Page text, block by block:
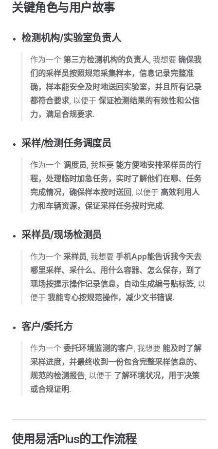
关键角色与用户故事
检测机构/实验室负责人
作为一个 第三方检测机构的负责人, 我想要 确保我
们的采样员按照规范采集样本，信息记录完整准
确，样本能安全及时地送回实验室，并且所有记录
都符合要求, 以便于 保证检测结果的有效性和公信
力，满足合规要求.
采样/检测任务调度员
作为一个 调度员, 我想要 能方便地安排采样员的行
程，处理临时加急任务，实时了解他们在哪、任务
完成情况，确保样本按时送回, 以便于 高效利用人
力和车辆资源，保证采样任务按时完成.
采样员/现场检测员
作为一个 采样员, 我想要 手机App能告诉我今天去
哪里采样、采什么、用什么容器、怎么保存，到了
现场按提示操作记录信息，自动生成编号贴标签, 以
便于 我能专心按规范操作，减少文书错误.
客户/委托方
作为一个 委托环境监测的客户, 我想要 能及时了解
采样进度，并最终收到一份包含完整采样信息的、
规范的检测报告, 以便于 了解环境状况，用于决策
或合规证明.
使用易活Plus的工作流程